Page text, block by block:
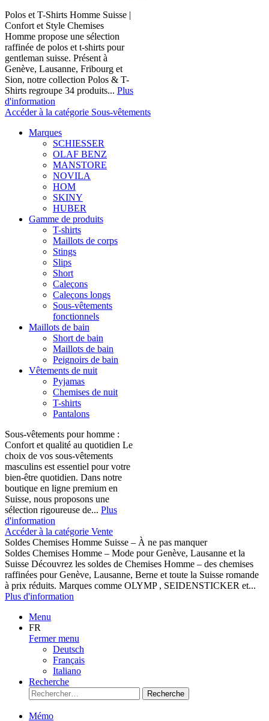
Polos et T-Shirts Homme Suisse |
Confort et Style Chemises
Homme propose une sélection
raffinée de polos et t-shirts pour
gentleman suisse. Présent à
Genève, Lausanne, Fribourg et
Sion, notre collection Polos & T-
Shirts regroupe 34 produits... Plus
d'information
Accéder à la catégorie Sous-vêtements
Marques
SCHIESSER
OLAF BENZ
MANSTORE
NOVILA
HOM
SKINY
HUBER
Gamme de produits
T-shirts
Maillots de corps
Stings
Slips
Short
Caleçons
Caleçons longs
Sous-vêtements
fonctionnels
Maillots de bain
Short de bain
Maillots de bain
Peignoirs de bain
Vêtements de nuit
Pyjamas
Chemises de nuit
T-shirts
Pantalons
Sous-vêtements pour homme :
Confort et qualité au quotidien Le
choix de vos sous-vêtements
masculins est essentiel pour votre
bien-être quotidien. Dans notre
boutique en ligne premium en
Suisse, nous proposons une
sélection rigoureuse de... Plus
d'information
Accéder à la catégorie Vente
Soldes Chemises Homme Suisse – À ne pas manquer
Soldes Chemises Homme – Mode pour Genève, Lausanne et la
Suisse Découvrez les soldes de Chemises Homme – des chemises
raffinées pour Genève, Lausanne, Berne et toute la Suisse romande
à prix réduits. Marques comme OLYMP , SEIDENSTICKER et...
Plus d'information
Menu
FR
Fermer menu
Deutsch
Français
Italiano
Recherche
Recherche
Mémo